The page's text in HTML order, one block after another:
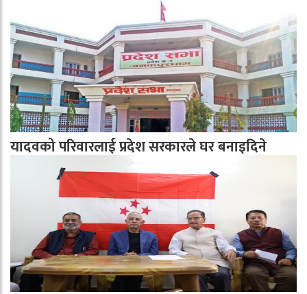
यादवको परिवारलाई प्रदेश सरकारले घर बनाइदिने